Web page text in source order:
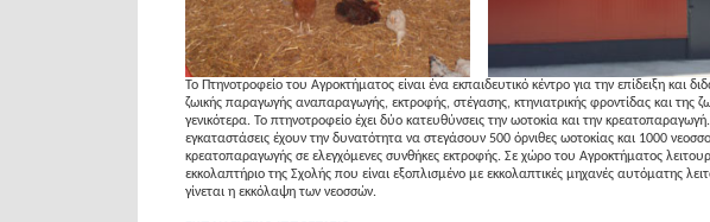
Το Πτηνοτροφείο του Αγροκτήματος είναι ένα εκπαιδευτικό κέντρο για την επίδειξη και
ζωικής παραγωγής αναπαραγωγής, εκτροφής, στέγασης, κτηνιατρικής φροντίδας και της
γενικότερα. Το πτηνοτροφείο έχει δύο κατευθύνσεις την ωοτοκία και την
εγκαταστάσεις έχουν την δυνατότητα να στεγάσουν 500 όρνιθες ωοτοκίας και 1000
κρεατοπαραγωγής σε ελεγχόμενες συνθήκες εκτροφής. Σε χώρο του Αγροκτήματος
εκκολαπτήριο της Σχολής που είναι εξοπλισμένο με εκκολαπτικές μηχανές αυτόματης
γίνεται η εκκόλαψη των νεοσσών.